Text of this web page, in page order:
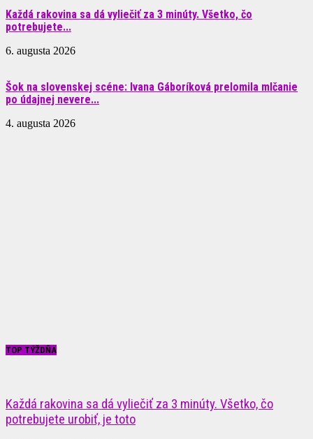
Každá rakovina sa dá vyliečiť za 3 minúty. Všetko, čo
potrebujete...
6. augusta 2026
Šok na slovenskej scéne: Ivana Gáboríková prelomila mlčanie
po údajnej nevere...
4. augusta 2026
TOP TÝŽDŇA
Každá rakovina sa dá vyliečiť za 3 minúty. Všetko, čo
potrebujete urobiť, je toto